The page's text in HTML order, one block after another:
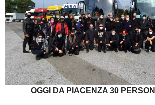
OGGI DA PIACENZA 30